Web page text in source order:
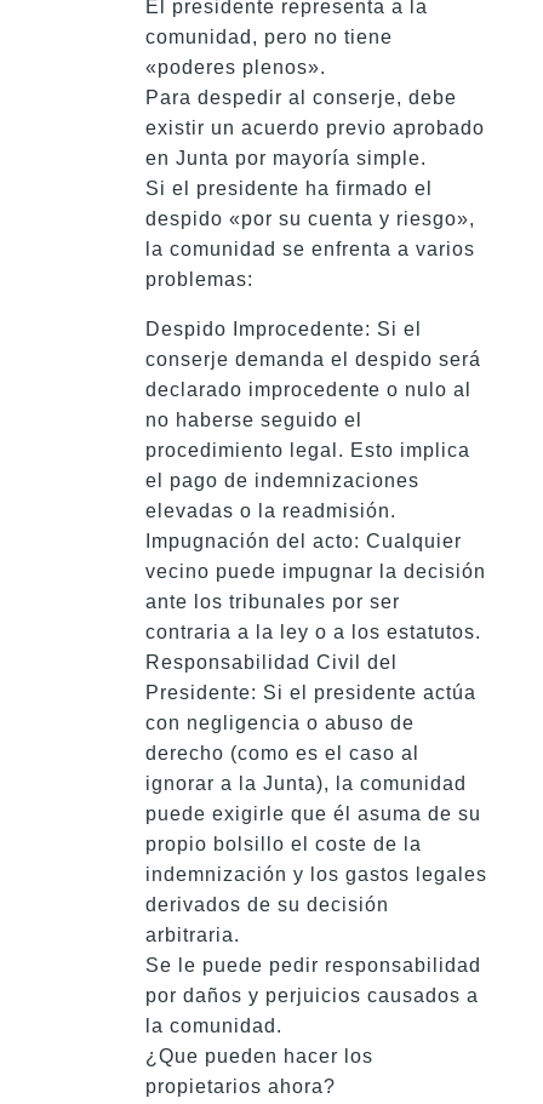
El presidente representa a la
comunidad, pero no tiene
«poderes plenos».
Para despedir al conserje, debe
existir un acuerdo previo aprobado
en Junta por mayoría simple.
Si el presidente ha firmado el
despido «por su cuenta y riesgo»,
la comunidad se enfrenta a varios
problemas:
Despido Improcedente: Si el
conserje demanda el despido será
declarado improcedente o nulo al
no haberse seguido el
procedimiento legal. Esto implica
el pago de indemnizaciones
elevadas o la readmisión.
Impugnación del acto: Cualquier
vecino puede impugnar la decisión
ante los tribunales por ser
contraria a la ley o a los estatutos.
Responsabilidad Civil del
Presidente: Si el presidente actúa
con negligencia o abuso de
derecho (como es el caso al
ignorar a la Junta), la comunidad
puede exigirle que él asuma de su
propio bolsillo el coste de la
indemnización y los gastos legales
derivados de su decisión
arbitraria.
Se le puede pedir responsabilidad
por daños y perjuicios causados a
la comunidad.
¿Que pueden hacer los
propietarios ahora?